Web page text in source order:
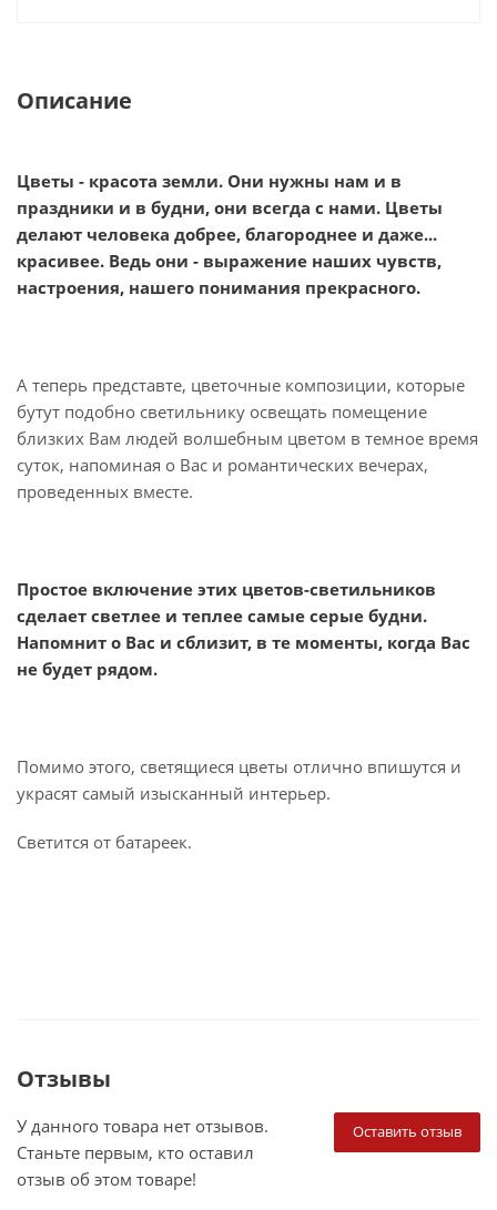
Описание
Цветы - красота земли. Они нужны нам и в
праздники и в будни, они всегда с нами. Цветы
делают человека добрее, благороднее и даже...
красивее. Ведь они - выражение наших чувств,
настроения, нашего понимания прекрасного.
А теперь представте, цветочные композиции, которые
бутут подобно светильнику освещать помещение
близких Вам людей волшебным цветом в темное время
суток, напоминая о Вас и романтических вечерах,
проведенных вместе.
Простое включение этих цветов-светильников
сделает светлее и теплее самые серые будни.
Напомнит о Вас и сблизит, в те моменты, когда Вас
не будет рядом.
Помимо этого, светящиеся цветы отлично впишутся и
украсят самый изысканный интерьер.
Светится от батареек.
Отзывы
Оставить отзыв
У данного товара нет отзывов.
Станьте первым, кто оставил
отзыв об этом товаре!